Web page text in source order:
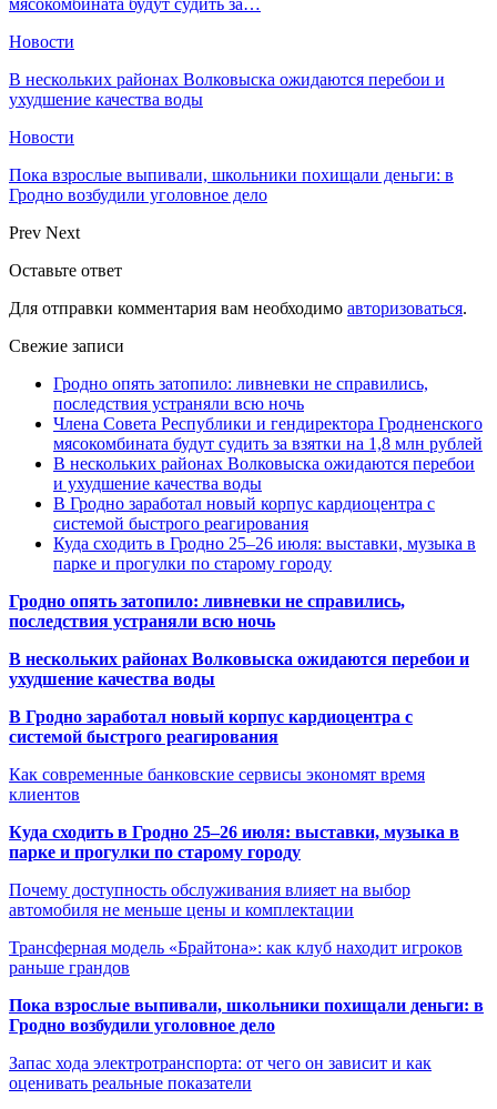
Новости
В нескольких районах Волковыска ожидаются перебои и
ухудшение качества воды
Новости
Пока взрослые выпивали, школьники похищали деньги: в
Гродно возбудили уголовное дело
Prev Next
Оставьте ответ
Для отправки комментария вам необходимо авторизоваться.
Свежие записи
Гродно опять затопило: ливневки не справились,
последствия устраняли всю ночь
Члена Совета Республики и гендиректора Гродненского
мясокомбината будут судить за взятки на 1,8 млн рублей
В нескольких районах Волковыска ожидаются перебои
и ухудшение качества воды
В Гродно заработал новый корпус кардиоцентра с
системой быстрого реагирования
Куда сходить в Гродно 25–26 июля: выставки, музыка в
парке и прогулки по старому городу
Гродно опять затопило: ливневки не справились,
последствия устраняли всю ночь
В нескольких районах Волковыска ожидаются перебои и
ухудшение качества воды
В Гродно заработал новый корпус кардиоцентра с
системой быстрого реагирования
Как современные банковские сервисы экономят время
клиентов
Куда сходить в Гродно 25–26 июля: выставки, музыка в
парке и прогулки по старому городу
Почему доступность обслуживания влияет на выбор
автомобиля не меньше цены и комплектации
Трансферная модель «Брайтона»: как клуб находит игроков
раньше грандов
Пока взрослые выпивали, школьники похищали деньги: в
Гродно возбудили уголовное дело
Запас хода электротранспорта: от чего он зависит и как
оценивать реальные показатели